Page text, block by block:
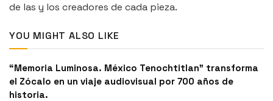
de las y los creadores de cada pieza.
YOU MIGHT ALSO LIKE
“Memoria Luminosa. México Tenochtitlan” transforma
el Zócalo en un viaje audiovisual por 700 años de
historia.